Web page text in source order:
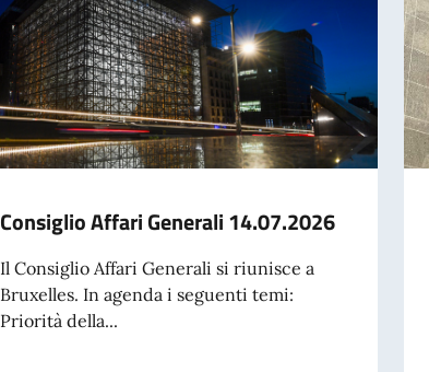
Consiglio Affari Generali 14.07.2026
Il Consiglio Affari Generali si riunisce a
Bruxelles. In agenda i seguenti temi:
Priorità della...